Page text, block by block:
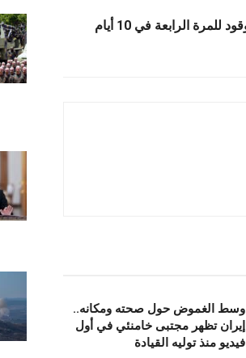
الهند ترفع أسعار الوقود للمرة الرابعة في 10 أيام
وسط الغموض حول صحته ومكانه..
إيران تظهر مجتبى خامنئي في أول
فيديو منذ توليه القيادة